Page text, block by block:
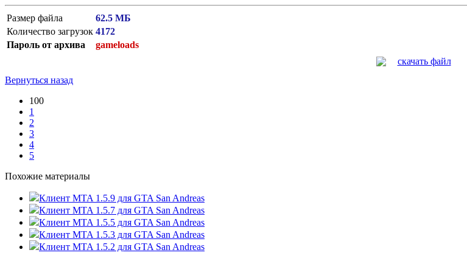
Размер файла
62.5 МБ
Количество загрузок 4172
Пароль от архива
gameloads
скачать файл
Вернуться назад
100
1
2
3
4
5
Похожие материалы
Клиент MTA 1.5.9 для GTA San Andreas
Клиент MTA 1.5.7 для GTA San Andreas
Клиент MTA 1.5.5 для GTA San Andreas
Клиент MTA 1.5.3 для GTA San Andreas
Клиент MTA 1.5.2 для GTA San Andreas